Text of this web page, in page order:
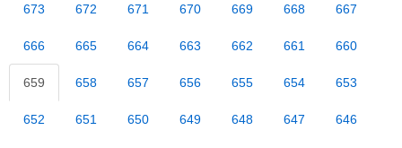
673 672 671 670 669 668 667
666 665 664 663 662 661 660
659 658 657 656 655 654 653
652 651 650 649 648 647 646